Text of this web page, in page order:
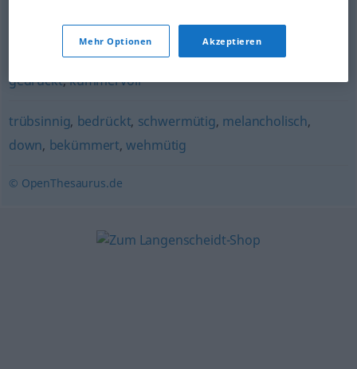
(Hauptform),niedergeschlagen,lustlos,bekümmert
gedrückt,kummervoll
trübsinnig, bedrückt, schwermütig, melancholisch,
down, bekümmert,wehmütig
© OpenThesaurus.de
Mehr Optionen Akzeptieren